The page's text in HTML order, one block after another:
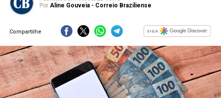
Por Aline Gouveia - Correio Braziliense
Compartilhe